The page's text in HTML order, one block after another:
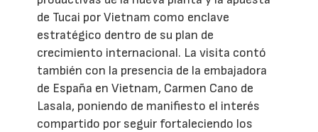
de Tucai por Vietnam como enclave
estratégico dentro de su plan de
crecimiento internacional. La visita contó
también con la presencia de la embajadora
de España en Vietnam, Carmen Cano de
Lasala, poniendo de manifiesto el interés
compartido por seguir fortaleciendo los